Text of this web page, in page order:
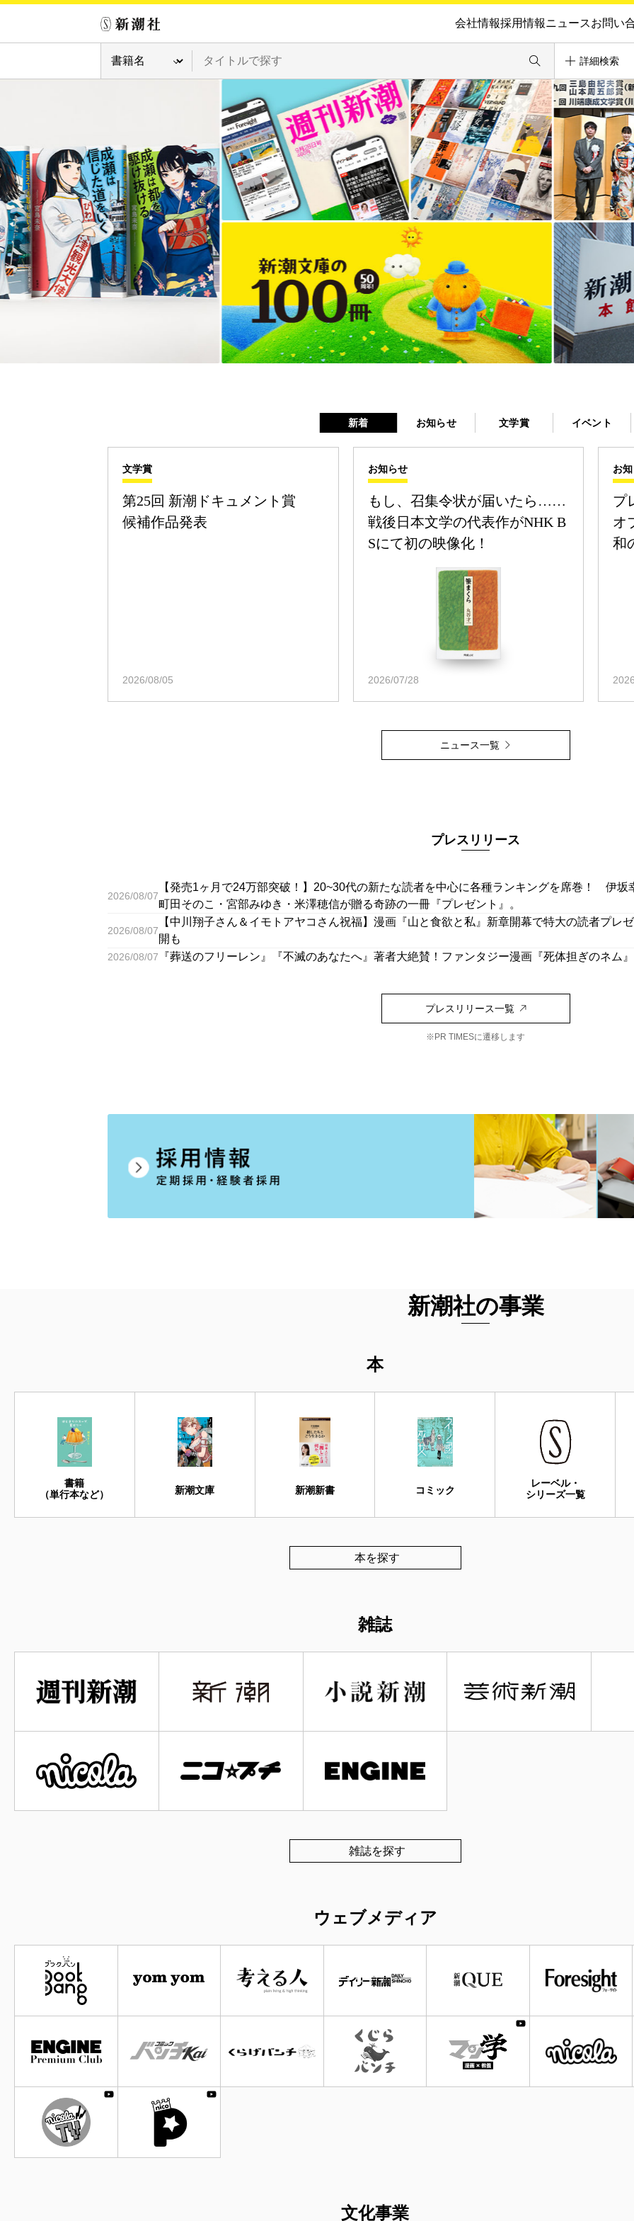
会社情報採用情報ニュースお問い
詳細検索
新着 お知らせ 文学賞 イベント
文学賞
第25回 新潮ドキュメント賞
候補作品発表
2026/08/05
お知らせ
もし、召集令状が届いたら……
戦後日本文学の代表作がNHK B
Sにて初の映像化！
2026/07/28
お
プ
オ
和
ニュース一覧
プレスリリース
2026/08/07
【発売1ヶ月で24万部突破！】20~30代の新たな読者を中心に各種ランキングを席巻！ 伊
町田そのこ・宮部みゆき・米澤穂信が贈る奇跡の一冊『プレゼント』。
2026/08/07
【中川翔子さん＆イモトアヤコさん祝福】漫画『山と食欲と私』新章開幕で特大の読者プレ
開も
2026/08/07 『葬送のフリーレン』『不滅のあなたへ』著者大絶賛！ファンタジー漫画『死体担ぎのネム
プレスリリース一覧
※PR TIMESに遷移します
新潮社の事業
本
書籍
（単行本など）
新潮文庫 新潮新書 コミック
レーベル・
シリーズ一覧
本を探す
雑誌
雑誌を探す
ウェブメディア
文化事業